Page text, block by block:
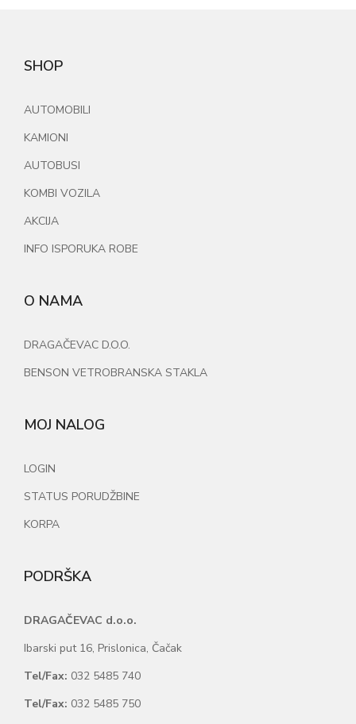
SHOP
AUTOMOBILI
KAMIONI
AUTOBUSI
KOMBI VOZILA
AKCIJA
INFO ISPORUKA ROBE
O NAMA
DRAGAČEVAC D.O.O.
BENSON VETROBRANSKA STAKLA
MOJ NALOG
LOGIN
STATUS PORUDŽBINE
KORPA
PODRŠKA
DRAGAČEVAC d.o.o.
Ibarski put 16, Prislonica, Čačak
Tel/Fax: 032 5485 740
Tel/Fax: 032 5485 750